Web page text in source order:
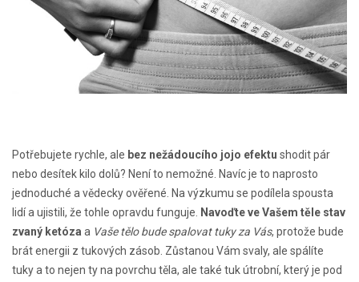
Potřebujete rychle, ale bez nežádoucího jojo efektu shodit pár
nebo desítek kilo dolů? Není to nemožné. Navíc je to naprosto
jednoduché a vědecky ověřené. Na výzkumu se podílela spousta
lidí a ujistili, že tohle opravdu funguje. Navoďte ve Vašem těle stav
zvaný ketóza a Vaše tělo bude spalovat tuky za Vás, protože bude
brát energii z tukových zásob. Zůstanou Vám svaly, ale spálíte
tuky a to nejen ty na povrchu těla, ale také tuk útrobní, který je pod